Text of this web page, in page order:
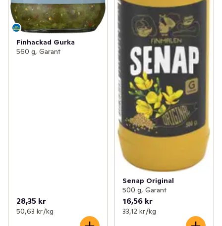
Finhackad Gurka
560 g, Garant
28,35 kr
50,63 kr /kg
Senap Original
500 g, Garant
16,56 kr
33,12 kr /kg